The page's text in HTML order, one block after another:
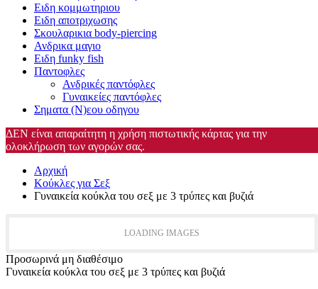
Ειδη κομμωτηριου
Ειδη αποτριχωσης
Σκουλαρικια body-piercing
Ανδρικα μαγιο
Ειδη funky fish
Παντοφλες
Ανδρικές παντόφλες
Γυναικείες παντόφλες
Σηματα (Ν)εου οδηγου
ΔΕΝ είναι απαραίτητη η χρήση πιστωτικής κάρτας για την
ολοκλήρωση των αγορών σας.
Αρχική
Κούκλες για Σεξ
Γυναικεία κούκλα του σεξ με 3 τρύπες και βυζιά
LOADING IMAGES
Προσωρινά μη διαθέσιμο
Γυναικεία κούκλα του σεξ με 3 τρύπες και βυζιά